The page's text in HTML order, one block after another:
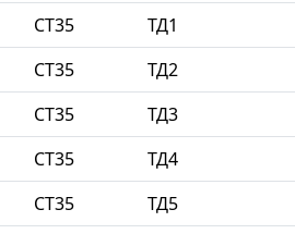
СТ35 ТД1
СТ35 ТД2
СТ35 ТД3
СТ35 ТД4
СТ35 ТД5